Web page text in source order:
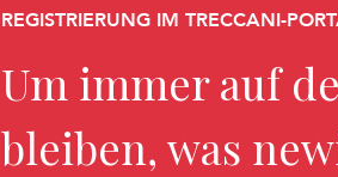
REGISTRIERUNG IM TRECCANI-
Um immer auf
bleiben, was